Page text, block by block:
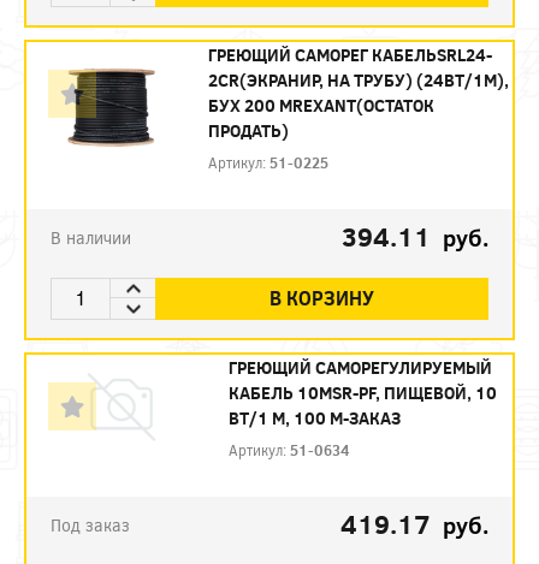
ГРЕЮЩИЙ САМОРЕГ КАБЕЛЬSRL24-
2CR(ЭКРАНИР, НА ТРУБУ) (24ВТ/1М),
БУХ 200 МREXANT(ОСТАТОК
ПРОДАТЬ)
Артикул: 51-0225
В наличии 394.11 руб.
В КОРЗИНУ
ГРЕЮЩИЙ САМОРЕГУЛИРУЕМЫЙ
КАБЕЛЬ 10MSR-PF, ПИЩЕВОЙ, 10
ВТ/1 М, 100 М-ЗАКАЗ
Артикул: 51-0634
Под заказ 419.17 руб.